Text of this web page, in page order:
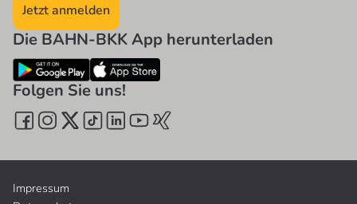
Jetzt anmelden
Die BAHN-BKK App herunterladen
Folgen Sie uns!
Impressum